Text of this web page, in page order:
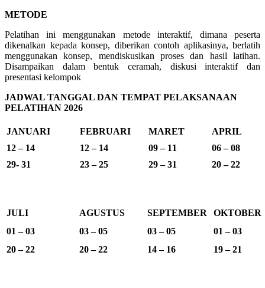
METODE
Pelatihan ini menggunakan metode interaktif, dimana peserta
dikenalkan kepada konsep, diberikan contoh aplikasinya, berlatih
menggunakan konsep, mendiskusikan proses dan hasil latihan.
Disampaikan dalam bentuk ceramah, diskusi interaktif dan
presentasi kelompok
JADWAL TANGGAL DAN TEMPAT PELAKSANAAN
PELATIHAN 2026
JANUARI FEBRUARI MARET
APRIL
12 – 14
12 – 14 09 – 11
06 – 08
29- 31
23 – 25 29 – 31 20 – 22
JULI AGUSTUS SEPTEMBER
OKTOBER
01 – 03
03 – 05 03 – 05
01 – 03
20 – 22
20 – 22 14 – 16 19 – 21